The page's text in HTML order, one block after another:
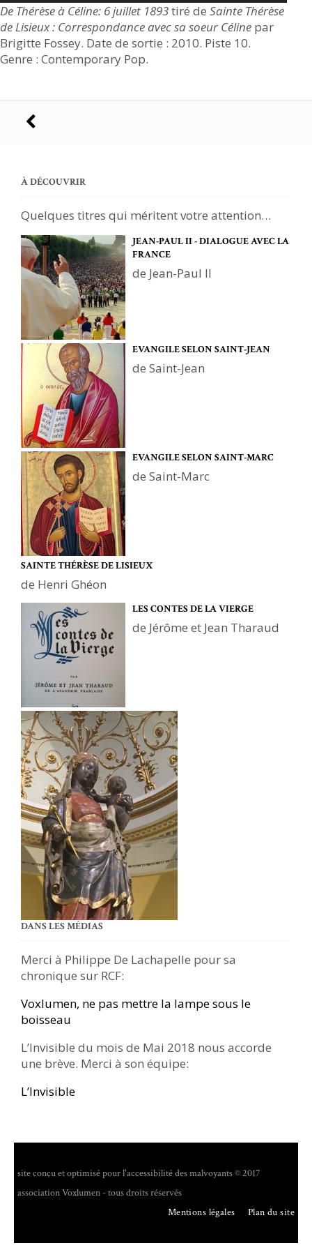
De Thérèse à Céline: 6 juillet 1893tiré de Sainte Thérèse
de Lisieux : Correspondance avec sa soeur Céline par
Brigitte Fossey. Date de sortie : 2010. Piste 10.
Genre : Contemporary Pop.
Navigation
articles
À DÉCOUVRIR
Quelques titres qui méritent votre attention…
JEAN-PAUL II - DIALOGUE AVEC LA
FRANCE
de Jean-Paul II
EVANGILE SELON SAINT-JEAN
de Saint-Jean
EVANGILE SELON SAINT-MARC
de Saint-Marc
SAINTE THÉRÈSE DE LISIEUX
de Henri Ghéon
LES CONTES DE LA VIERGE
de Jérôme et Jean Tharaud
DANS LES MÉDIAS
Merci à Philippe De Lachapelle pour sa
chronique sur RCF:
Voxlumen, ne pas mettre la lampe sous le
boisseau
L’Invisible du mois de Mai 2018 nous accorde
une brève. Merci à son équipe:
L’Invisible
site conçu et optimisé pour l'accessibilité des malvoyants © 2017
association Voxlumen - tous droits réservés
Mentions légales
Plan du site